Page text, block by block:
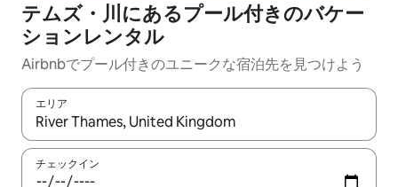
テムズ・川にあるプール付きのバケー
ションレンタル
Airbnbでプール付きのユニークな宿泊先を見つけよう
エリア
検索結果が表示されたら、上下の矢印キーを使って移動するか
チェックイン